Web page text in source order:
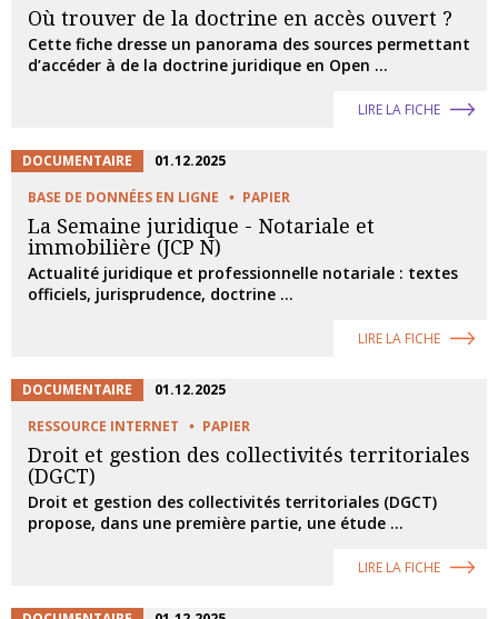
Où trouver de la doctrine en accès ouvert ?
Cette fiche dresse un panorama des sources permettant
d’accéder à de la doctrine juridique en Open ...
LIRE LA FICHE
DOCUMENTAIRE
01.12.2025
BASE DE DONNÉES EN LIGNE
PAPIER
La Semaine juridique - Notariale et
immobilière (JCP N)
Actualité juridique et professionnelle notariale : textes
officiels, jurisprudence, doctrine ...
LIRE LA FICHE
DOCUMENTAIRE
01.12.2025
RESSOURCE INTERNET
PAPIER
Droit et gestion des collectivités territoriales
(DGCT)
Droit et gestion des collectivités territoriales (DGCT)
propose, dans une première partie, une étude ...
LIRE LA FICHE